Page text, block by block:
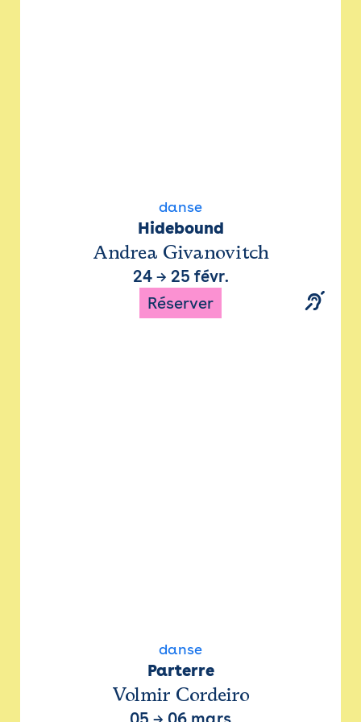
danse
Hidebound
Andrea Givanovitch
24→ 25 févr.
Réserver
danse
Parterre
Volmir Cordeiro